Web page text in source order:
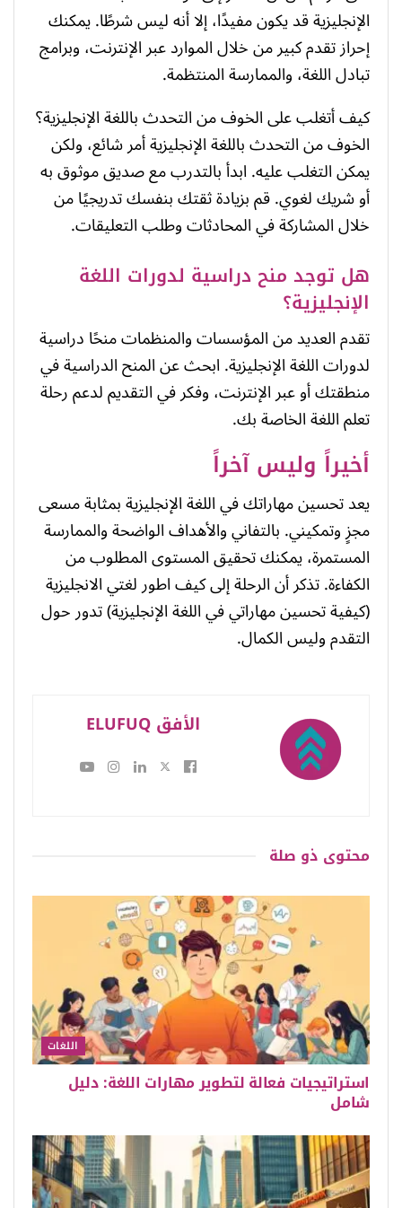
الإنجليزية قد يكون مفيدًا، إلا أنه ليس شرطًا. يمكنك
إحراز تقدم كبير من خلال الموارد عبر الإنترنت، وبرامج
تبادل اللغة، والممارسة المنتظمة.
كيف أتغلب على الخوف من التحدث باللغة الإنجليزية؟
الخوف من التحدث باللغة الإنجليزية أمر شائع، ولكن
يمكن التغلب عليه. ابدأ بالتدرب مع صديق موثوق به
أو شريك لغوي. قم بزيادة ثقتك بنفسك تدريجيًا من
خلال المشاركة في المحادثات وطلب التعليقات.
هل توجد منح دراسية لدورات اللغة
الإنجليزية؟
تقدم العديد من المؤسسات والمنظمات منحًا دراسية
لدورات اللغة الإنجليزية. ابحث عن المنح الدراسية في
منطقتك أو عبر الإنترنت، وفكر في التقديم لدعم رحلة
تعلم اللغة الخاصة بك.
أخيراً وليس آخراً
يعد تحسين مهاراتك في اللغة الإنجليزية بمثابة مسعى
مجزٍ وتمكيني. بالتفاني والأهداف الواضحة والممارسة
المستمرة، يمكنك تحقيق المستوى المطلوب من
الكفاءة. تذكر أن الرحلة إلى كيف اطور لغتي الانجليزية
(كيفية تحسين مهاراتي في اللغة الإنجليزية) تدور حول
التقدم وليس الكمال.
الأفق ELUFUQ
محتوى ذو صلة
اللغات
استراتيجيات فعالة لتطوير مهارات اللغة: دليل
شامل